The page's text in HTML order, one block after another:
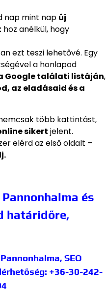
nap mint nap új
hoz anélkül, hogy
ezt teszi lehetővé. Egy
a honlapod
Google találati listáján,
az eladásaid és a
több kattintást,
sikert jelent.
elérd az első oldalt –
és
határidőre,
SEO
+36-30-242-